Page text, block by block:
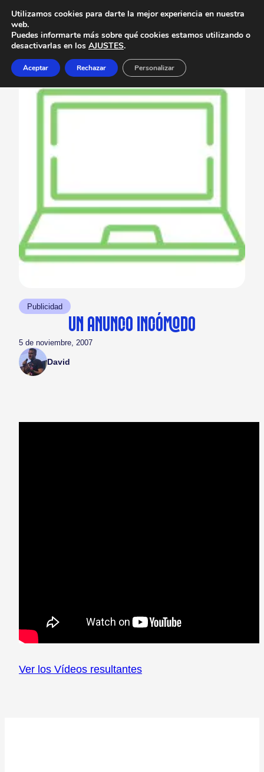
Publicidad
UN ANUNCIO INCÓMODO
5 de noviembre, 2007
David
Ver los Vídeos resultantes
Utilizamos cookies para darte la mejor experiencia en nuestra
web.
Puedes informarte más sobre qué cookies estamos utilizando o
desactivarlas en los AJUSTES.
Aceptar Rechazar Personalizar